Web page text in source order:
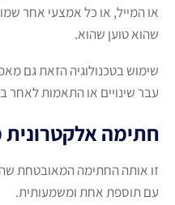
או המייל, או כל אמצעי אחר
שהוא טוען שהוא.
שימוש בטכנולוגיה הזאת גם
עבר שינויים או התאמות לאחר
חתימה
זו אותה החתימה המאובטחת
עם תוספת אחת ומשמעותית.